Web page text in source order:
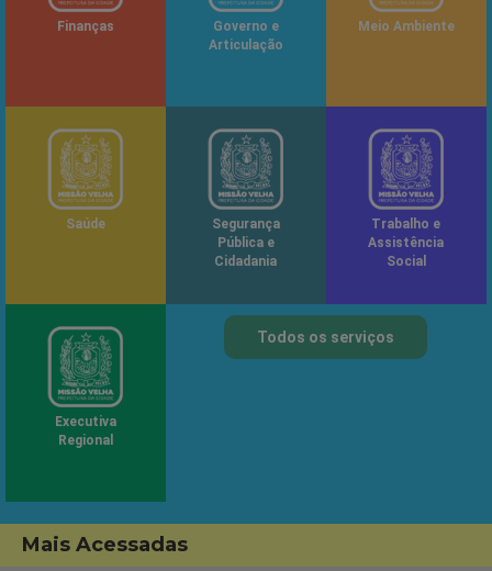
Finanças
Governo e
Articulação
Meio Ambiente
Saúde
Segurança
Pública e
Cidadania
Trabalho e
Assistência
Social
Executiva
Regional
Todos os serviços
Mais Acessadas